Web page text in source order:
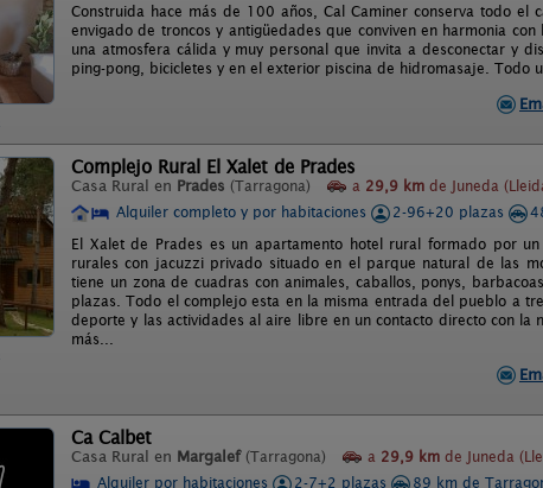
Construida hace más de 100 años, Cal Caminer conserva todo
envigado de troncos y antigüedades que conviven en harmonia
una atmosfera cálida y muy personal que invita a desconectar y
ping-pong, bicicletes y en el exterior piscina de hidromasaje. Todo
Complejo Rural El Xalet de Prades
Casa Rural en Prades (Tarragona) a 29,9 km de Juneda
Alquiler completo y por habitaciones
2-96+20 plazas
El Xalet de Prades es un apartamento hotel rural formado por
rurales con jacuzzi privado situado en el parque natural de las
tiene un zona de cuadras con animales, caballos, ponys,
plazas. Todo el complejo esta en la misma entrada del pueblo a
deporte y las actividades al aire libre en un contacto directo con la
más...
Ca Calbet
Casa Rural en Margalef (Tarragona) a 29,9 km de Juneda
Alquiler por habitaciones
2-7+2 plazas 89 km de